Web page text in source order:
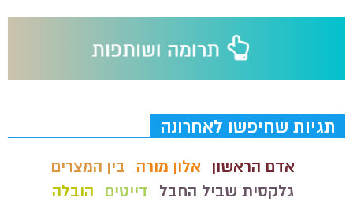
תגיות שחיפשו לאחרונה
אדם הראשון אלון מורה
בין המצרים
גלקסית שביל החבל
דייטים
הובלה